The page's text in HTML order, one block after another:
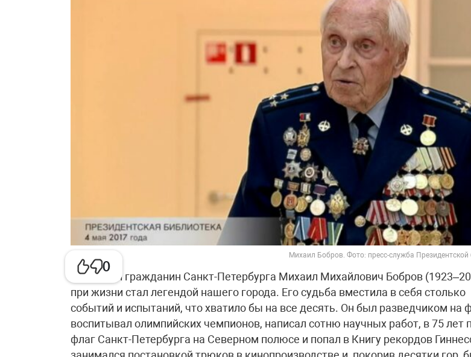
0
Михаил Бобров. Фото: пресс-служба Президентской
Почётный гражданин Санкт-Петербурга Михаил Михайлович Бобров
при жизни стал легендой нашего города. Его судьба вместила в себя столько
событий и испытаний, что хватило бы на все десять. Он был разведчиком на
воспитывал олимпийских чемпионов, написал сотню научных работ, в 75 лет
флаг Санкт-Петербурга на Северном полюсе и попал в Книгу рекордов